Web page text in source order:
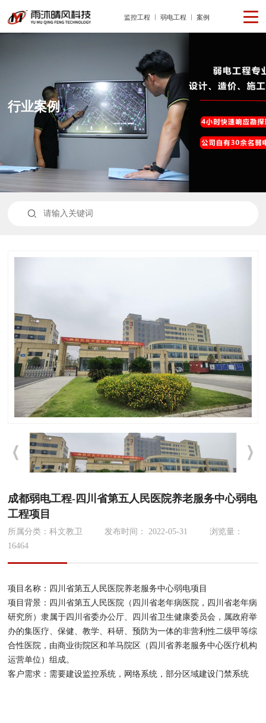
监控工程 弱电工程 案例
行业案例

成都弱电工程-四川省第五人民医院养老服务中心弱电
工程项目
所属分类：科文教卫 发布时间： 2022-05-31
浏览量：
16464
项目名称：四川省第五人民医院养老服务中心弱电项目
项目背景：四川省第五人民医院（四川省老年病医院，四川省老年病
研究所）隶属于四川省委办公厅、四川省卫生健康委员会，属政府举
办的集医疗、保健、教学、科研、预防为一体的非营利性二级甲等综
合性医院，由商业街院区和羊马院区（四川省养老服务中心医疗机构
运营单位）组成。
客户需求：需要建设监控系统，网络系统，部分区域建设门禁系统